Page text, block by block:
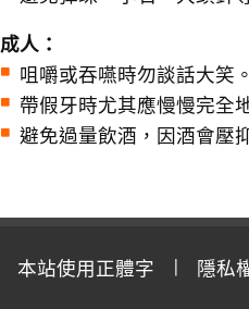
成人：
咀嚼或吞嚥時勿談話大笑。
帶假牙時尤其應慢慢完全
避免過量飲酒，因酒會壓
本站使用正體字 隱私